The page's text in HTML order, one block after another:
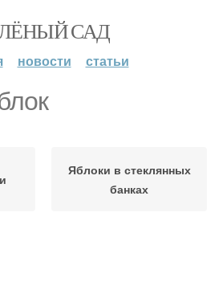
САД
новости статьи
Яблоки в стеклянных
банках